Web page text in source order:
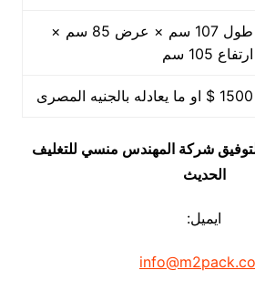
طول 107 سم × عرض 85 سم ×
ارتفاع 105 سم
1500 $ او ما يعادله بالجنيه المصرى
بالتوفيق شركة المهندس منسي للتغليف
الحديث
ايميل: